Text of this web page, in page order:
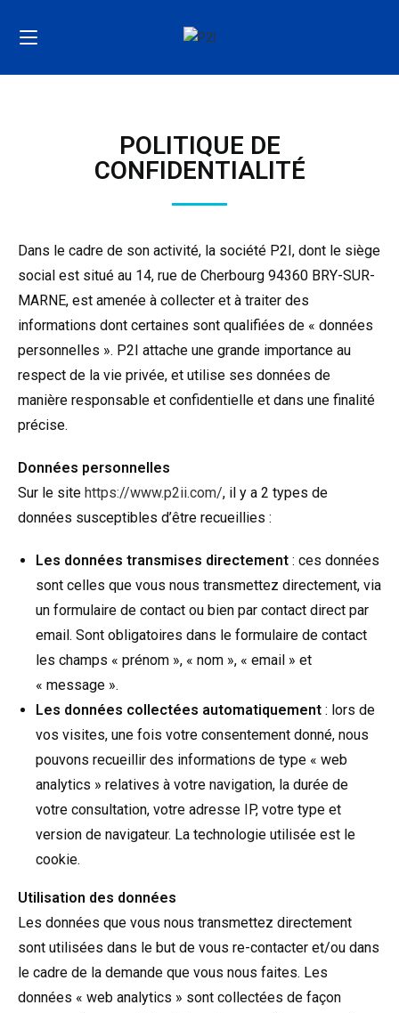
POLITIQUE DE
CONFIDENTIALITÉ
Dans le cadre de son activité, la société P2I, dont le siège
social est situé au 14, rue de Cherbourg 94360 BRY-SUR-
MARNE, est amenée à collecter et à traiter des
informations dont certaines sont qualifiées de « données
personnelles ». P2I attache une grande importance au
respect de la vie privée, et utilise ses données de
manière responsable et confidentielle et dans une finalité
précise.
Données personnelles
Sur le site https://www.p2ii.com/, il y a 2 types de
données susceptibles d’être recueillies :
Les données transmises directement : ces données
sont celles que vous nous transmettez directement, via
un formulaire de contact ou bien par contact direct par
email. Sont obligatoires dans le formulaire de contact
les champs « prénom », « nom », « email » et
« message ».
Les données collectées automatiquement : lors de
vos visites, une fois votre consentement donné, nous
pouvons recueillir des informations de type « web
analytics » relatives à votre navigation, la durée de
votre consultation, votre adresse IP, votre type et
version de navigateur. La technologie utilisée est le
cookie.
Utilisation des données
Les données que vous nous transmettez directement
sont utilisées dans le but de vous re-contacter et/ou dans
le cadre de la demande que vous nous faites. Les
données « web analytics » sont collectées de façon